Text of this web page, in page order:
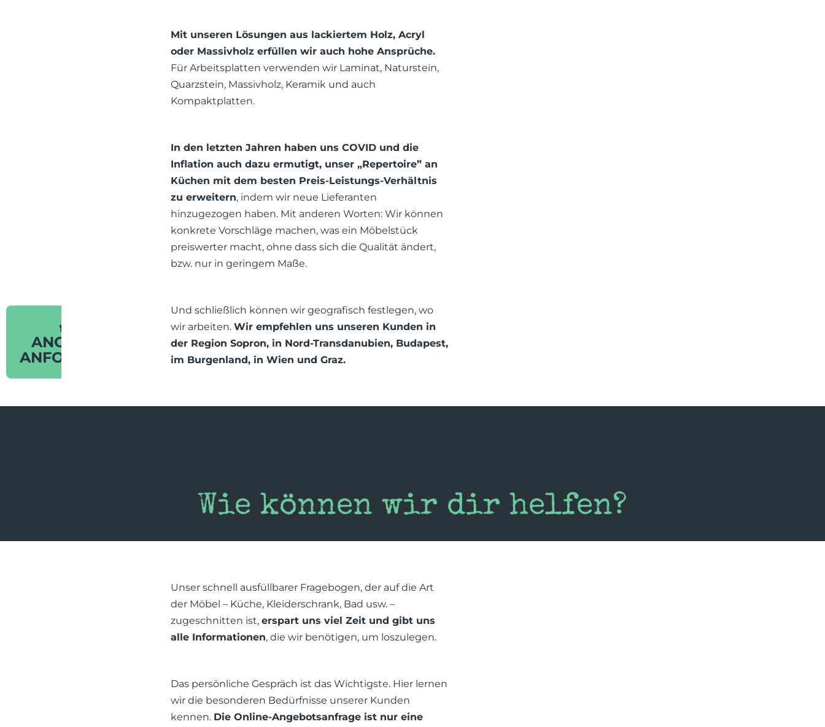
ANGEBOT
ANFORDERN
Mit unseren Lösungen aus lackiertem Holz, Acryl
oder Massivholz erfüllen wir auch hohe Ansprüche.
Für Arbeitsplatten verwenden wir Laminat, Naturstein,
Quarzstein, Massivholz, Keramik und auch
Kompaktplatten.
In den letzten Jahren haben uns COVID und die
Inflation auch dazu ermutigt, unser „Repertoire” an
Küchen mit dem besten Preis-Leistungs-Verhältnis
zu erweitern, indem wir neue Lieferanten
hinzugezogen haben. Mit anderen Worten: Wir können
konkrete Vorschläge machen, was ein Möbelstück
preiswerter macht, ohne dass sich die Qualität ändert,
bzw. nur in geringem Maße.
Und schließlich können wir geografisch festlegen, wo
wir arbeiten. Wir empfehlen uns unseren Kunden in
der Region Sopron, in Nord-Transdanubien, Budapest,
im Burgenland, in Wien und Graz.
Wie können wir dir helfen?
Unser schnell ausfüllbarer Fragebogen, der auf die Art
der Möbel – Küche, Kleiderschrank, Bad usw. –
zugeschnitten ist, erspart uns viel Zeit und gibt uns
alle Informationen, die wir benötigen, um loszulegen.
Das persönliche Gespräch ist das Wichtigste. Hier lernen
wir die besonderen Bedürfnisse unserer Kunden
kennen. Die Online-Angebotsanfrage ist nur eine